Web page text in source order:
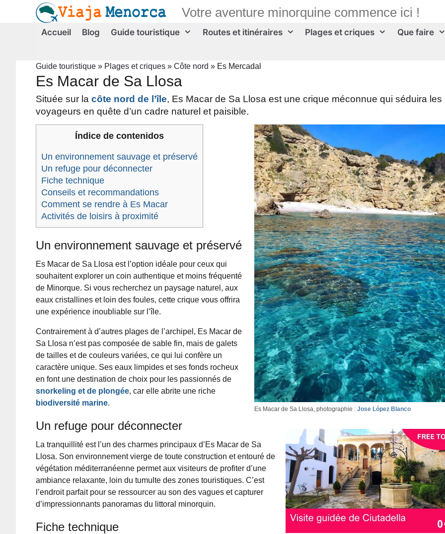
Votre aventure minorquine commence ici !
Accueil Blog Guide touristique Routes et itinéraires Plages et criques Que faire
Guide touristique » Plages et criques » Côte nord » Es Mercadal
Es Macar de Sa Llosa
Située sur la côte nord de l’île, Es Macar de Sa Llosa est une crique méconnue qui séduira les
voyageurs en quête d’un cadre naturel et paisible.
Es Macar de Sa Llosa, photographie : Jose López Blanco
Índice de contenidos
Un environnement sauvage et préservé
Un refuge pour déconnecter
Fiche technique
Conseils et recommandations
Comment se rendre à Es Macar
Activités de loisirs à proximité
Un environnement sauvage et préservé
Es Macar de Sa Llosa est l’option idéale pour ceux qui
souhaitent explorer un coin authentique et moins fréquenté
de Minorque. Si vous recherchez un paysage naturel, aux
eaux cristallines et loin des foules, cette crique vous offrira
une expérience inoubliable sur l’île.
Contrairement à d’autres plages de l’archipel, Es Macar de
Sa Llosa n’est pas composée de sable fin, mais de galets
de tailles et de couleurs variées, ce qui lui confère un
caractère unique. Ses eaux limpides et ses fonds rocheux
en font une destination de choix pour les passionnés de
snorkeling et de plongée, car elle abrite une riche
biodiversité marine.
Un refuge pour déconnecter
La tranquillité est l’un des charmes principaux d’Es Macar de Sa
Llosa. Son environnement vierge de toute construction et entouré de
végétation méditerranéenne permet aux visiteurs de profiter d’une
ambiance relaxante, loin du tumulte des zones touristiques. C’est
l’endroit parfait pour se ressourcer au son des vagues et capturer
d’impressionnants panoramas du littoral minorquin.
Fiche technique